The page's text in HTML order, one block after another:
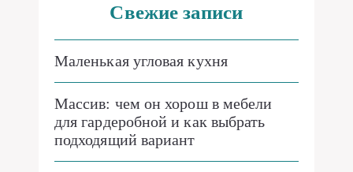
Свежие записи
Маленькая угловая кухня
Массив: чем он хорош в мебели
для гардеробной и как выбрать
подходящий вариант